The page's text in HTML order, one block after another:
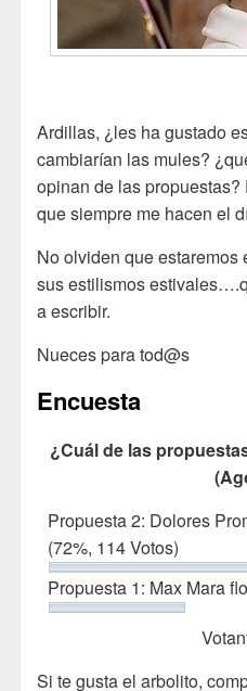
Ardillas, ¿les ha gustado
cambiarían las mules?
opinan de las
que siempre me hacen el
No olviden que
sus estilismos
a escribir.
Nueces para tod@s
Encuesta
¿Cuál de las
Propuesta 2: Dolores
(72%, 114 Votos)
Propuesta 1: Max Mara
Si te gusta el arbolito,